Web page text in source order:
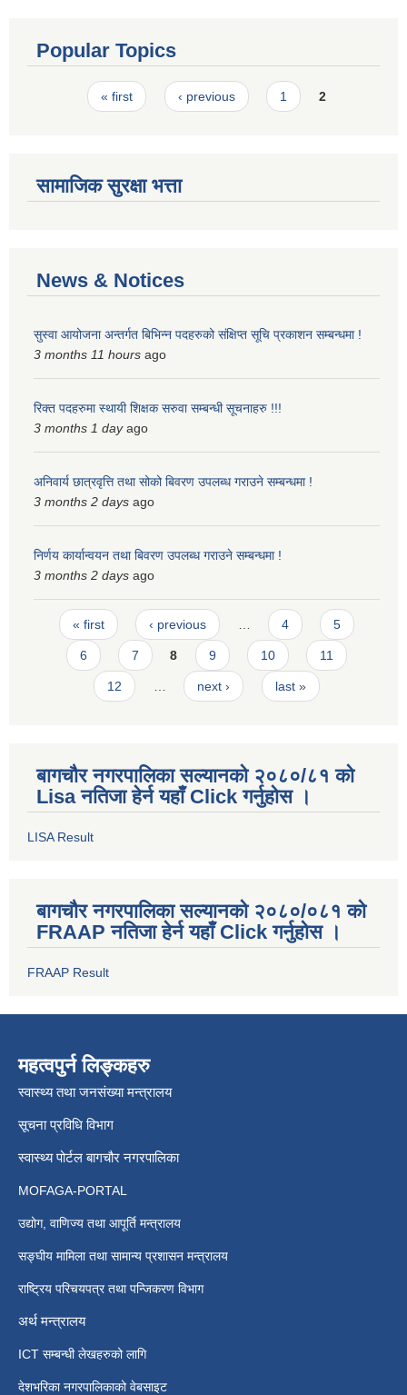
Popular Topics
Pages« first ‹ previous 1 2
सामाजिक सुरक्षा भत्ता
News & Notices
सुस्वा आयोजना अन्तर्गत बिभिन्न पदहरुको संक्षिप्त सूचि प्रकाशन सम्बन्धमा !
3 months 11 hours ago
रिक्त पदहरुमा स्थायी शिक्षक सरुवा सम्बन्धी सूचनाहरु !!!
3 months 1 dayago
अनिवार्य छात्रवृत्ति तथा सोको बिवरण उपलब्ध गराउने सम्बन्धमा !
3 months 2 days ago
निर्णय कार्यान्वयन तथा बिवरण उपलब्ध गराउने सम्बन्धमा !
3 months 2 days ago
Pages
« first ‹ previous … 4 5
6 7 8 9 10 11
12 … next › last »
बागचौर नगरपालिका सल्यानको २०८०/८१ को
Lisa नतिजा हेर्न यहाँ Click गर्नुहोस ।
LISA Result
बागचौर नगरपालिका सल्यानको २०८०/०८१ को
FRAAP नतिजा हेर्न यहाँ Click गर्नुहोस ।
FRAAP Result
महत्वपुर्न लिङ्कहरु
स्वास्थ्य तथा जनसंख्या मन्त्रालय
सूचना प्रविधि विभाग
स्वास्थ्य पोर्टल बागचौर नगरपालिका
MOFAGA-PORTAL
उद्योग, वाणिज्य तथा आपूर्ति मन्त्रालय
सङ्घीय मामिला तथा सामान्य प्रशासन मन्त्रालय
राष्ट्रिय परिचयपत्र तथा पन्जिकरण विभाग
अर्थ मन्त्रालय
ICT सम्बन्धी लेखहरुको लागि
देशभरिका नगरपालिकाको वेबसाइट